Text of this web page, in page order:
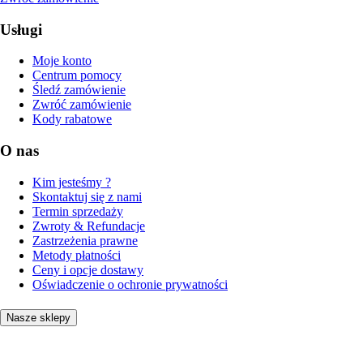
Usługi
Moje konto
Centrum pomocy
Śledź zamówienie
Zwróć zamówienie
Kody rabatowe
O nas
Kim jesteśmy ?
Skontaktuj się z nami
Termin sprzedaży
Zwroty & Refundacje
Zastrzeżenia prawne
Metody płatności
Ceny i opcje dostawy
Oświadczenie o ochronie prywatności
Nasze sklepy